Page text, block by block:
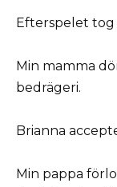
Efterspelet tog
Min mamma
bedrägeri.
Brianna
Min pappa